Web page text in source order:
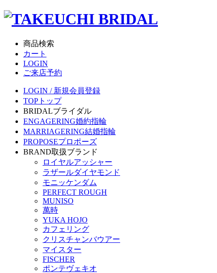
商品検索
カート
LOGIN
ご来店予約
LOGIN / 新規会員登録
TOP トップ
BRIDALブライダル
ENGAGERING婚約指輪
MARRIAGERING結婚指輪
PROPOSEプロポーズ
BRAND取扱ブランド
ロイヤルアッシャー
ラザールダイヤモンド
モニッケンダム
PERFECT ROUGH
MUNISO
萬時
YUKA HOJO
カフェリング
クリスチャンバウアー
マイスター
FISCHER
ポンテヴェキオ